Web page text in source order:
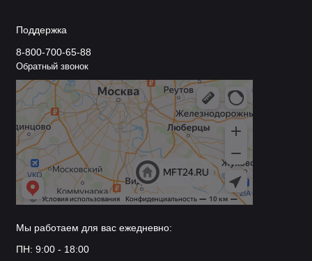
Поддержка
8-800-700-65-88
Обратный звонок
Мы работаем для вас ежедневно:
ПН: 9:00 - 18:00